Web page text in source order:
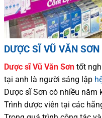
DƯỢC SĨ VŨ VĂN SƠN
Dược sĩVũ Văn Sơn tốt
tại anh là người sáng lập
Dược sĩSơn có nhiều năm
Trình dược viên tại các